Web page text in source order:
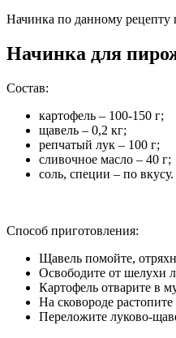
Начинка по данному рецепту
Начинка для
Состав:
картофель – 100-150 г;
щавель – 0,2 кг;
репчатый лук – 100 г;
сливочное масло – 40 г;
соль, специи – по вкусу.
Способ приготовления:
Щавель помойте,
Освободите от шелухи
Картофель отварите в
На сковороде
Переложите луково-